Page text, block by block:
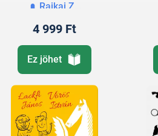
Rajkai Zoltán
4 999 Ft
Ez jöhet